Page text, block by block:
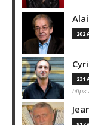
202
231